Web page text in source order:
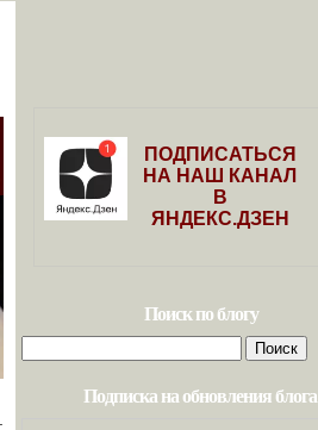
ПОДПИСАТЬСЯ
НА НАШ КАНАЛ
В
ЯНДЕКС.ДЗЕН
Поиск по блогу
Найти:
Подписка на обновления блога